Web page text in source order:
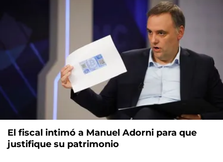
El fiscal intimó a Manuel Adorni para que
justifique su patrimonio